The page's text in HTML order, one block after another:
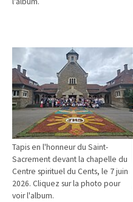
Tapis en l'honneur du Saint-
Sacrement devant la chapelle du
Centre spirituel du Cents, le 7 juin
2026. Cliquez sur la photo pour
voir l'album.